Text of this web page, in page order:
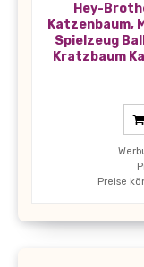
Hey-
Spielzeug
Kratzbaum
Preise